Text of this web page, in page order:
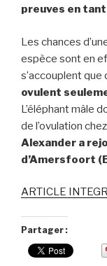
preuves en
Les chances
espèce sont en
s’accouplent que
ovulent
L’éléphant mâle
de l’ovulation
Alexander a
d’Amersfoort
ARTICLE
Partager :